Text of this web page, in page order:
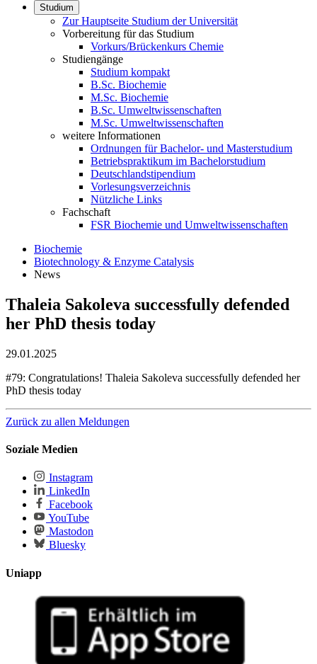
Studium
Zur Hauptseite Studium der Universität
Vorbereitung für das Studium
Vorkurs/Brückenkurs Chemie
Studiengänge
Studium kompakt
B.Sc. Biochemie
M.Sc. Biochemie
B.Sc. Umweltwissenschaften
M.Sc. Umweltwissenschaften
weitere Informationen
Ordnungen für Bachelor- und Masterstudium
Betriebspraktikum im Bachelorstudium
Deutschlandstipendium
Vorlesungsverzeichnis
Nützliche Links
Fachschaft
FSR Biochemie und Umweltwissenschaften
Biochemie
Biotechnology & Enzyme Catalysis
News
Thaleia Sakoleva successfully defended
her PhD thesis today
29.01.2025
#79: Congratulations! Thaleia Sakoleva successfully defended her
PhD thesis today
Zurück zu allen Meldungen
Soziale Medien
Instagram
LinkedIn
Facebook
YouTube
Mastodon
Bluesky
Uniapp